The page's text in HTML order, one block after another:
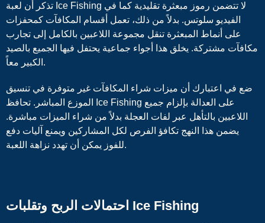
تذكر أن لعبة Ice Fishing لا تتضمن رموز مبعثرة تقليدية كما في
الفيديو سلوتس. بدلاً من ذلك، تعمل أقسام المكافآت كمحفزات
على أنماط المبعثرة تنقل مجموعة اللاعبين بالكامل إلى تجارب
مكافآت مشتركة. يخلق هذا أجواء جماعية يحتفل فيها الجميع بالصيد
الكبير معاً.
ضع في اعتبارك أن ميزات شراء المكافآت غير متوفرة في تنسيق
الموزع المباشر. تحافظ Ice Fishing على العدالة بإلزام جميع
اللاعبين بالتأهل عبر لفات العجلة بدلاً من شراء الميزات مباشرة.
يضمن هذا النهج تكافؤ الفرص لكل المشاركين ويمنع آليات دفع
للفوز يمكن أن تهدد نزاهة اللعبة.
احتمالات الربح وتقلبات Ice Fishing